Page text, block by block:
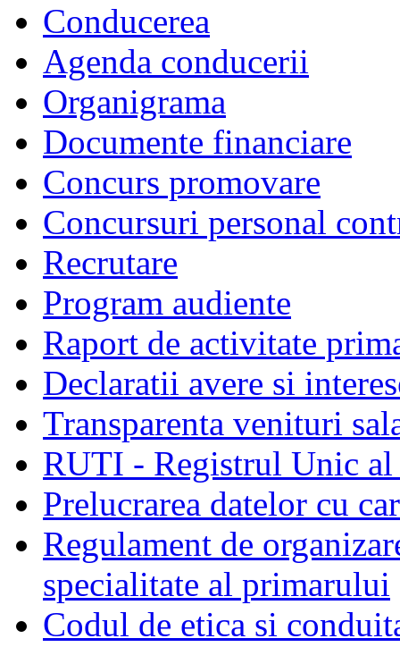
Conducerea
Agenda conducerii
Organigrama
Documente financiare
Concurs promovare
Concursuri personal
Recrutare
Program audiente
Raport de activitate
Declaratii avere si
Transparenta venituri
RUTI - Registrul Unic al
Prelucrarea datelor cu
Regulament de
specialitate al primarului
Codul de etica si